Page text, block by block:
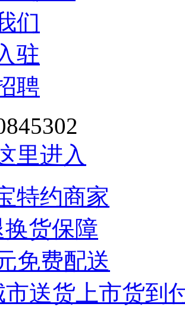
们
驻
聘
里进入
特约商家
换货保障
免费配送
市送货上市货到